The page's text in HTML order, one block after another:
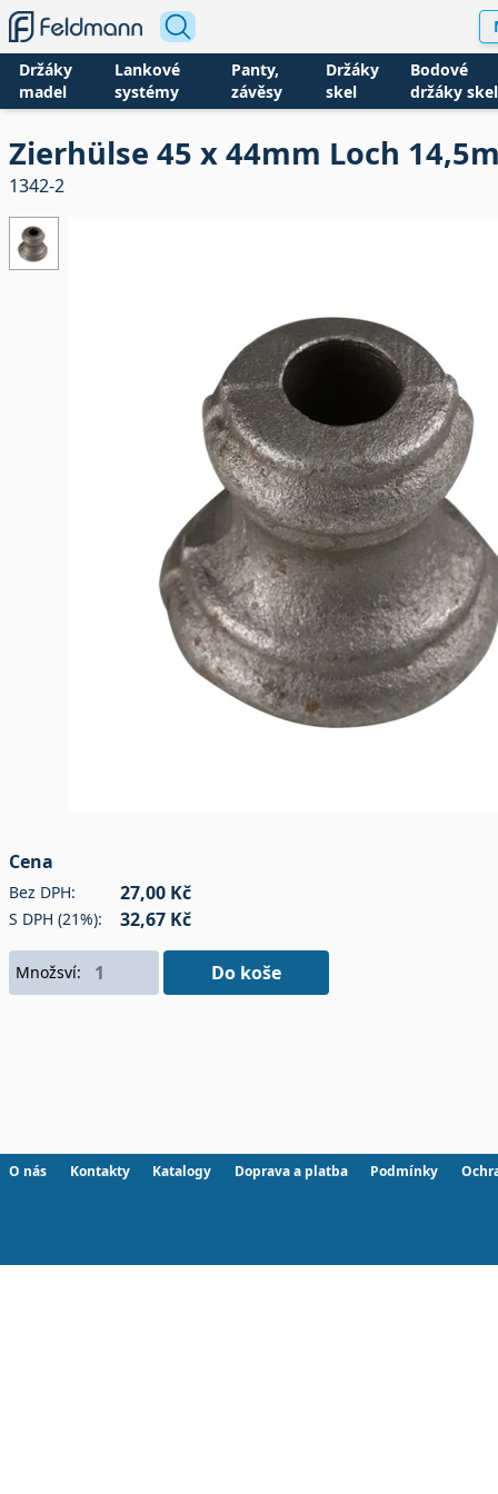
Držáky
madel
Lankové
systémy
Panty,
závěsy
Držáky
skel
Bodové
držáky skel
Zierhülse 45 x 44mm Loch
1342-2
Cena
Bez DPH: 27,00 Kč
S DPH (21%): 32,67 Kč
Množsví: Do koše
O nás Kontakty Katalogy Doprava a platba Podmínky